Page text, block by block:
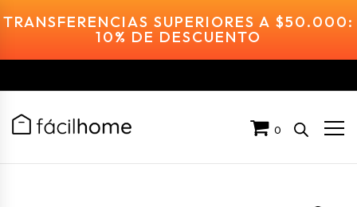
TRANSFERENCIAS SUPERIORES A $50.000:
10% DE DESCUENTO
0